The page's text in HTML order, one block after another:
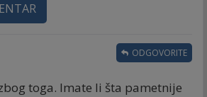
toga. Imate li šta pametnije
ODGOVORITE